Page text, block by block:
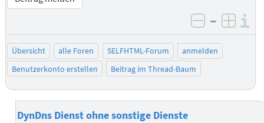
negativ
–
Übersicht alle Foren SELFHTML-Forum
anmelden
Benutzerkonto erstellen
Beitrag im Thread-Baum
DynDns Dienst ohne sonstige Dienste